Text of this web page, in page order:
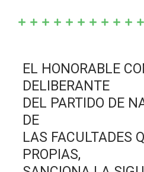
EL HONORABLE
DELIBERANTE
DEL PARTIDO DE
DE
LAS FACULTADES
PROPIAS,